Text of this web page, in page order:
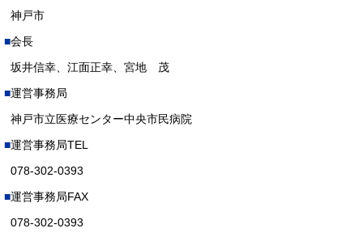
神戸市
会長
坂井信幸、江面正幸、宮地 茂
運営事務局
神戸市立医療センター中央市民病院
運営事務局TEL
078-302-0393
運営事務局FAX
078-302-0393